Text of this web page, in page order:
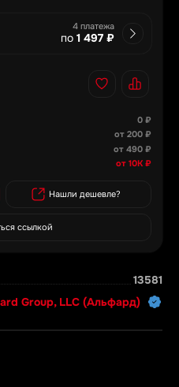
13581
Group, LLC (Альфард)
4 платежа
по 1 497 ₽
0 ₽
от 200 ₽
от 490 ₽
от 10К ₽
Нашли дешевле?
ссылкой